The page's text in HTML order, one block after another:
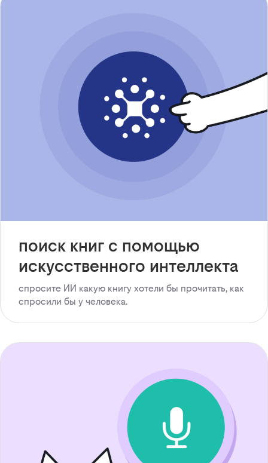
поиск книг с помощью
искусственного интеллекта
спросите ИИ какую книгу хотели бы прочитать, как
спросили бы у человека.